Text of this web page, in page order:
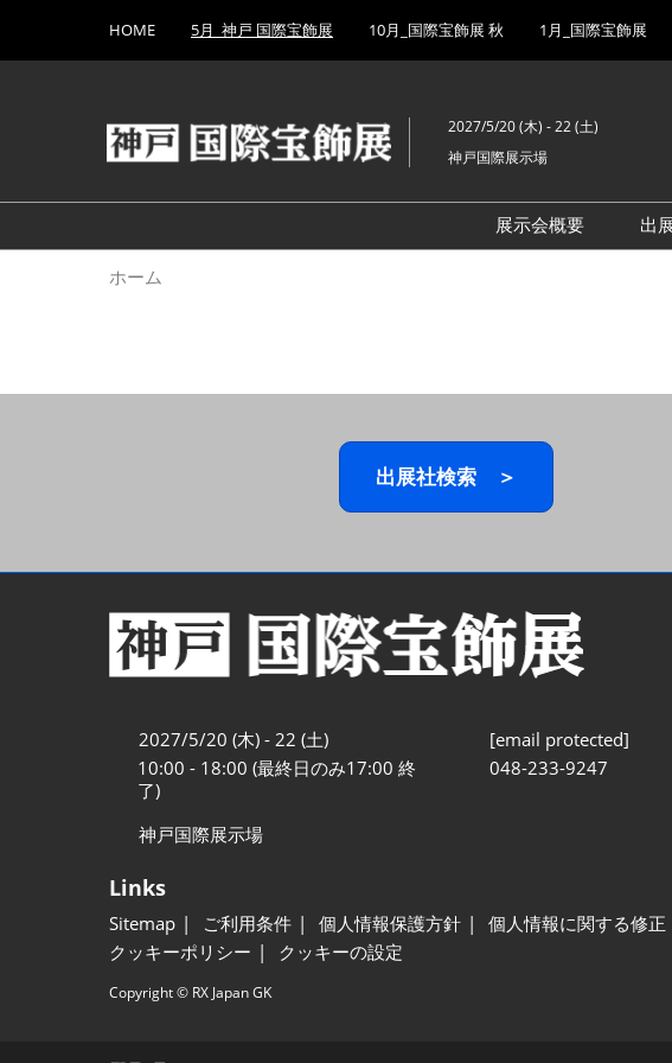
キ
し
て
to
HOME 5月_神戸 国際宝飾展 10月_国際宝飾展 秋 1月_国際宝飾展
2027/5/20 (木) - 22 (土)
神戸国際展示場
展示会概要
出
ホーム
出展社検索 ＞
2027/5/20 (木) - 22 (土)
10:00 - 18:00 (最終日のみ17:00 終
了)
神戸国際展示場
[email protected]
048-233-9247
Links
Sitemap ご利用条件 個人情報保護方針 個人情報に関する修
クッキーポリシー
クッキーの設定
Copyright © RX Japan GK